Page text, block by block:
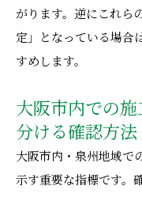
がります。逆にこれら
定」となっている場合
すめします。
大阪市内での
分ける確認方法
大阪市内・泉州地域で
示す重要な指標です。